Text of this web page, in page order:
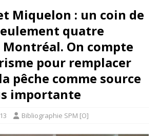
Miquelon : un coin de
quatre
Montréal. On compte
pour remplacer
pêche comme source
importante
Bibliographie SPM [O]